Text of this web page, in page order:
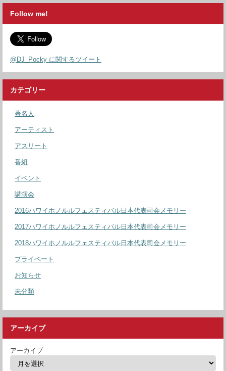
Follow me!
@DJ_Pocky に関するツイート
カテゴリー
著名人
アーティスト
アスリート
番組
イベント
講演会
2016ハワイホノルルフェスティバル日本代表司会メモリー
2017ハワイホノルルフェスティバル日本代表司会メモリー
2018ハワイホノルルフェスティバル日本代表司会メモリー
プライベート
お知らせ
未分類
アーカイブ
アーカイブ